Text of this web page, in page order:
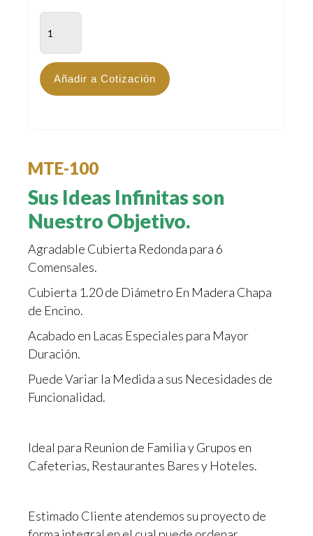
MTE-100
Sus Ideas Infinitas son
Nuestro Objetivo.
Agradable Cubierta Redonda para 6
Comensales.
Cubierta 1.20 de Diámetro En Madera Chapa
de Encino.
Acabado en Lacas Especiales para Mayor
Duración.
Puede Variar la Medida a sus Necesidades de
Funcionalidad.
Ideal para Reunion de Familia y Grupos en
Cafeterias, Restaurantes Bares y Hoteles.
Estimado Cliente atendemos su proyecto de
MTE-
100
Añadir a Cotización